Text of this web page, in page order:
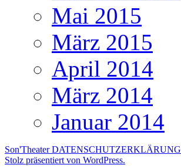
Mai 2015
März 2015
April 2014
März 2014
Januar 2014
Son'TheaterDATENSCHUTZERKLÄRUNG
Stolz präsentiert von WordPress.